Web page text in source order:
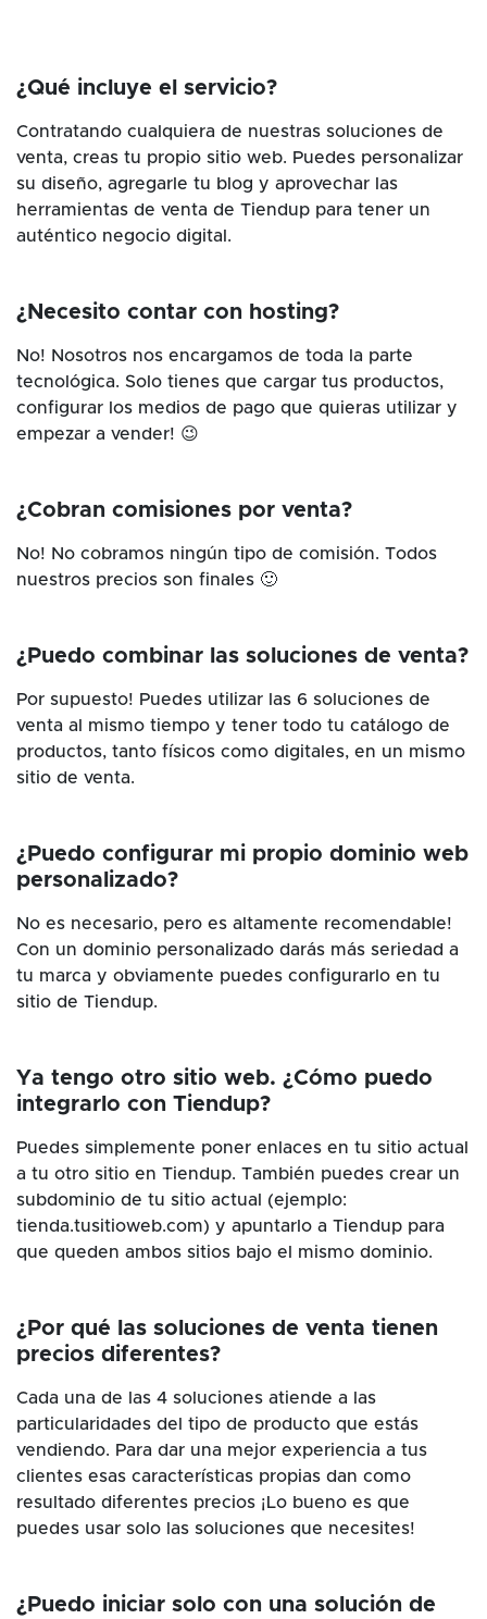
¿Qué incluye el servicio?
Contratando cualquiera de nuestras soluciones de
venta, creas tu propio sitio web. Puedes personalizar
su diseño, agregarle tu blog y aprovechar las
herramientas de venta de Tiendup para tener un
auténtico negocio digital.
¿Necesito contar con hosting?
No! Nosotros nos encargamos de toda la parte
tecnológica. Solo tienes que cargar tus productos,
configurar los medios de pago que quieras utilizar y
empezar a vender! 😉
¿Cobran comisiones por venta?
No! No cobramos ningún tipo de comisión. Todos
nuestros precios son finales 🙂
¿Puedo combinar las soluciones de venta?
Por supuesto! Puedes utilizar las 6 soluciones de
venta al mismo tiempo y tener todo tu catálogo de
productos, tanto físicos como digitales, en un mismo
sitio de venta.
¿Puedo configurar mi propio dominio web
personalizado?
No es necesario, pero es altamente recomendable!
Con un dominio personalizado darás más seriedad a
tu marca y obviamente puedes configurarlo en tu
sitio de Tiendup.
Ya tengo otro sitio web. ¿Cómo puedo
integrarlo con Tiendup?
Puedes simplemente poner enlaces en tu sitio actual
a tu otro sitio en Tiendup. También puedes crear un
subdominio de tu sitio actual (ejemplo:
tienda.tusitioweb.com) y apuntarlo a Tiendup para
que queden ambos sitios bajo el mismo dominio.
¿Por qué las soluciones de venta tienen
precios diferentes?
Cada una de las 4 soluciones atiende a las
particularidades del tipo de producto que estás
vendiendo. Para dar una mejor experiencia a tus
clientes esas características propias dan como
resultado diferentes precios ¡Lo bueno es que
puedes usar solo las soluciones que necesites!
¿Puedo iniciar solo con una solución de